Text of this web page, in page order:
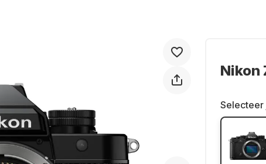
Nikon